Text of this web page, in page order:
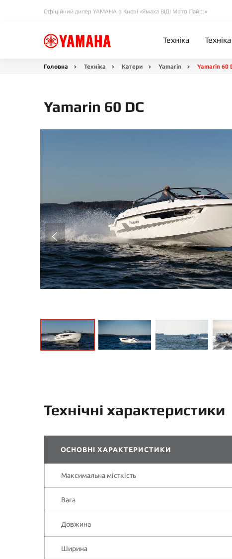
Офіційний дилер YAMAHA в Києві «Ямаха ВІДІ Мото Лайф»
Техніка
Головна Техніка Катери Yamarin Yamarin 60
Yamarin 60 DC
Технічні характеристики
ОСНОВНІ ХАРАКТЕРИСТИКИ
Максимальна місткість
Вага
Довжина
Ширина